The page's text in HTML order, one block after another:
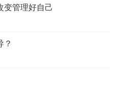
变管理好自己
？